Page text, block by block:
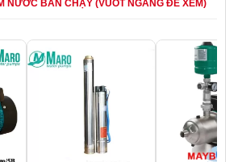
NƯỚC BÁN CHẠY (VUỐT NGANG ĐỂ XEM)